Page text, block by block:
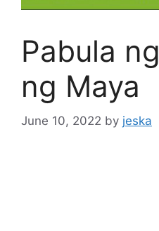
Pabula
ng Maya
June 10, 2022 by jeska